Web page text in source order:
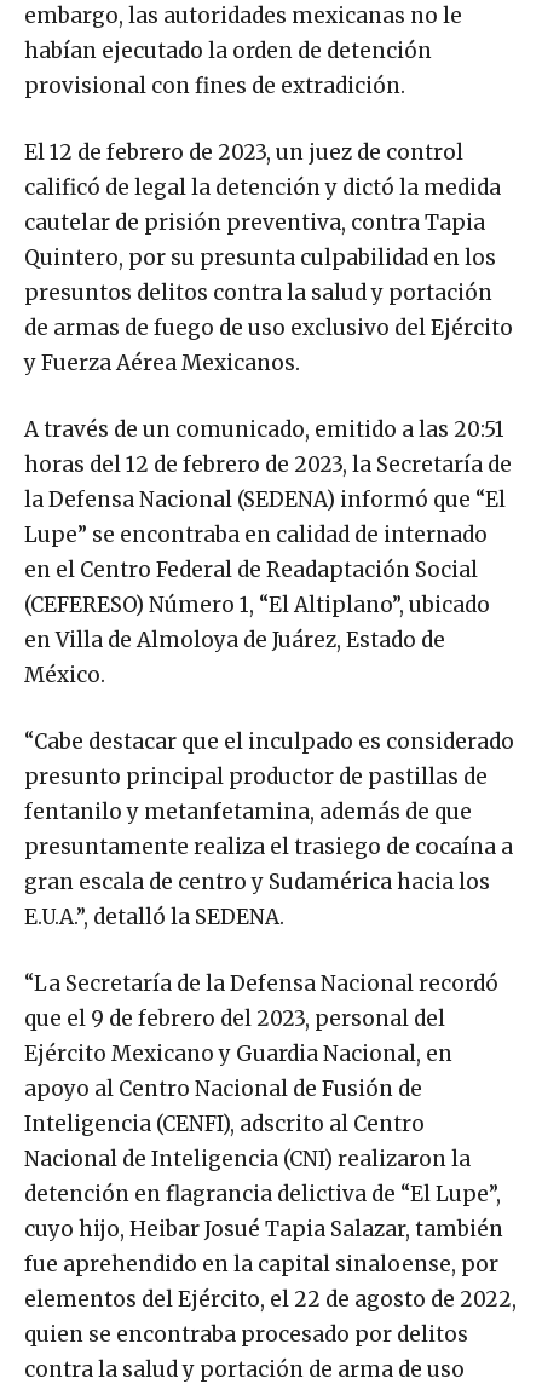
embargo, las autoridades mexicanas no le
habían ejecutado la orden de detención
provisional con fines de extradición.
El 12 de febrero de 2023, un juez de control
calificó de legal la detención y dictó la medida
cautelar de prisión preventiva, contra Tapia
Quintero, por su presunta culpabilidad en los
presuntos delitos contra la salud y portación
de armas de fuego de uso exclusivo del Ejército
y Fuerza Aérea Mexicanos.
A través de un comunicado, emitido a las 20:51
horas del 12 de febrero de 2023, la Secretaría de
la Defensa Nacional (SEDENA) informó que “El
Lupe” se encontraba en calidad de internado
en el Centro Federal de Readaptación Social
(CEFERESO) Número 1, “El Altiplano”, ubicado
en Villa de Almoloya de Juárez, Estado de
México.
“Cabe destacar que el inculpado es considerado
presunto principal productor de pastillas de
fentanilo y metanfetamina, además de que
presuntamente realiza el trasiego de cocaína a
gran escala de centro y Sudamérica hacia los
E.U.A.”, detalló la SEDENA.
“La Secretaría de la Defensa Nacional recordó
que el 9 de febrero del 2023, personal del
Ejército Mexicano y Guardia Nacional, en
apoyo al Centro Nacional de Fusión de
Inteligencia (CENFI), adscrito al Centro
Nacional de Inteligencia (CNI) realizaron la
detención en flagrancia delictiva de “El Lupe”,
cuyo hijo, Heibar Josué Tapia Salazar, también
fue aprehendido en la capital sinaloense, por
elementos del Ejército, el 22 de agosto de 2022,
quien se encontraba procesado por delitos
contra la salud y portación de arma de uso